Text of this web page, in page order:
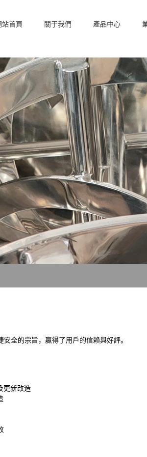
站首頁 關于我們 產品中心
全的宗旨，贏得了用戶的信賴與好評。
更新改造